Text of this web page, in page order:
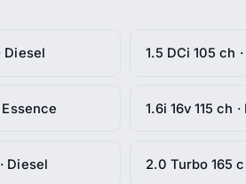
Diesel 1.5 DCi 105 ch
Essence 1.6i 16v 115 ch
Diesel 2.0 Turbo 165